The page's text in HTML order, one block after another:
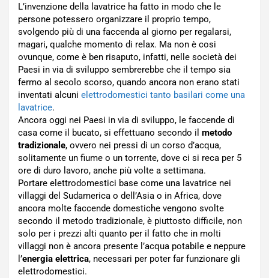
L’invenzione della lavatrice ha fatto in modo che le
persone potessero organizzare il proprio tempo,
svolgendo più di una faccenda al giorno per regalarsi,
magari, qualche momento di relax. Ma non è cosi
ovunque, come è ben risaputo, infatti, nelle società dei
Paesi in via di sviluppo sembrerebbe che il tempo sia
fermo al secolo scorso, quando ancora non erano stati
inventati alcuni elettrodomestici tanto basilari come una
lavatrice.
Ancora oggi nei Paesi in via di sviluppo, le faccende di
casa come il bucato, si effettuano secondo il metodo
tradizionale, ovvero nei pressi di un corso d’acqua,
solitamente un fiume o un torrente, dove ci si reca per 5
ore di duro lavoro, anche più volte a settimana.
Portare elettrodomestici base come una lavatrice nei
villaggi del Sudamerica o dell’Asia o in Africa, dove
ancora molte faccende domestiche vengono svolte
secondo il metodo tradizionale, è piuttosto difficile, non
solo per i prezzi alti quanto per il fatto che in molti
villaggi non è ancora presente l’acqua potabile e neppure
l’energia elettrica, necessari per poter far funzionare gli
elettrodomestici.